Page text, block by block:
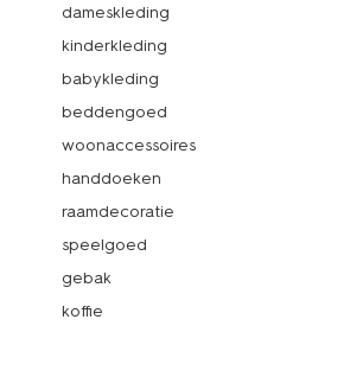
dameskleding
kinderkleding
babykleding
beddengoed
woonaccessoires
handdoeken
raamdecoratie
speelgoed
gebak
koffie